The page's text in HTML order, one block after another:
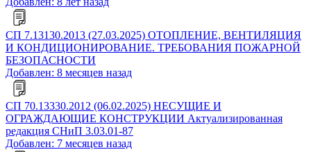
СП 7.13130.2013 (27.03.2025) ОТОПЛЕНИЕ, ВЕНТИЛЯЦИЯ
И КОНДИЦИОНИРОВАНИЕ. ТРЕБОВАНИЯ ПОЖАРНОЙ
БЕЗОПАСНОСТИ
Добавлен: 8 месяцев назад
СП 70.13330.2012 (06.02.2025) НЕСУЩИЕ И
ОГРАЖДАЮЩИЕ КОНСТРУКЦИИ Актуализированная
редакция СНиП 3.03.01-87
Добавлен: 7 месяцев назад